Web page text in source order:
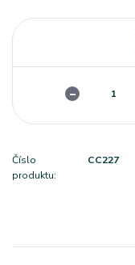
Číslo
produktu:
CC227